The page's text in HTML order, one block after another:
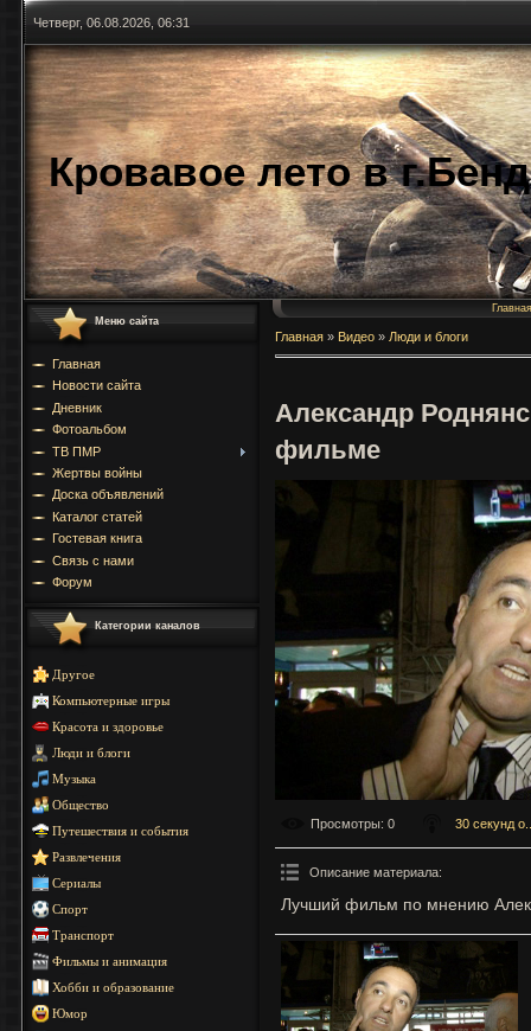
Четверг, 06.08.2026, 06:31
Кровавое лето в
Меню сайта
Главная
Новости сайта
Дневник
Фотоальбом
ТВ ПМР
Жертвы войны
Доска объявлений
Каталог статей
Гостевая книга
Связь с нами
Форум
Категории каналов
Другое
Компьютерные игры
Красота и здоровье
Люди и блоги
Музыка
Общество
Путешествия и события
Развлечения
Сериалы
Спорт
Транспорт
Фильмы и анимация
Хобби и образование
Юмор
Главная
Главная » Видео » Люди и блоги
Александр
фильме
Просмотры: 0 30 секунд
Описание материала:
Лучший фильм по мнению